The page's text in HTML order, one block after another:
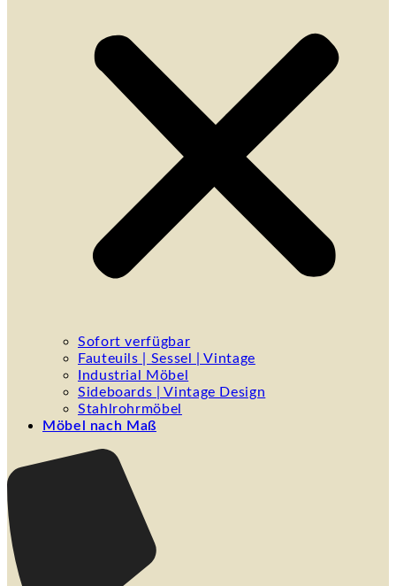
Sofort verfügbar
Fauteuils | Sessel | Vintage
Industrial Möbel
Sideboards | Vintage Design
Stahlrohrmöbel
Möbel nach Maß